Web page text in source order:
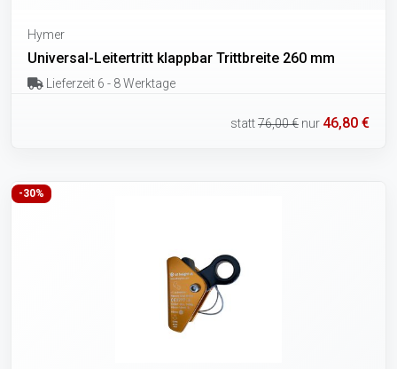
Hymer
Universal-Leitertritt klappbar Trittbreite 260 mm
Lieferzeit 6 - 8 Werktage
statt76,00 € nur 46,80 €
-30%